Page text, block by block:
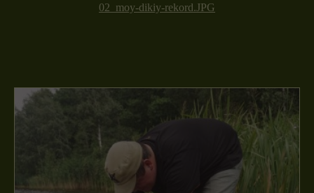
02_moy-dikiy-rekord.JPG